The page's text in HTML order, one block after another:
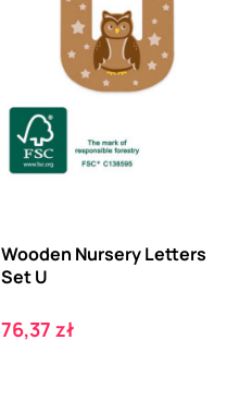
Wooden Nursery Letters
Set U
Cena
76,37 zł